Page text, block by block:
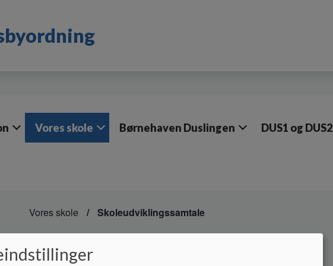
Vores skole Børnehaven Duslingen DUS1 og DUS2
Vores skole Skoleudviklingssamtale
Skoleudviklingssamtale